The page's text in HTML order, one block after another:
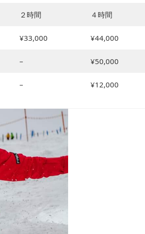
２時間 ４時間
¥33,000 ¥44,000
– ¥50,000
– ¥12,000